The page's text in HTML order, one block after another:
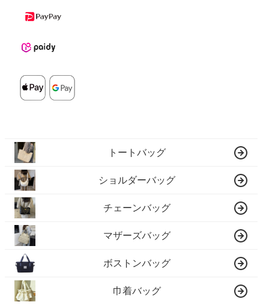
トートバッグ
ショルダーバッグ
チェーンバッグ
マザーズバッグ
ボストンバッグ
巾着バッグ